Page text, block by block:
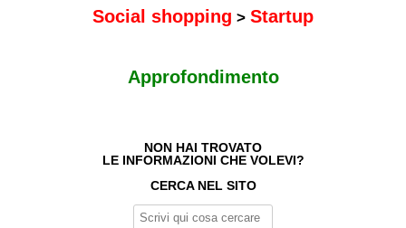
Social shopping > Startup
Approfondimento
NON HAI TROVATO
LE INFORMAZIONI CHE VOLEVI?
CERCA NEL SITO